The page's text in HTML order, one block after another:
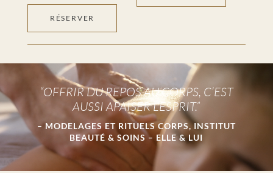
RÉSERVER
“OFFRIR DU REPOS AU CORPS, C’EST
AUSSI APAISER L’ESPRIT.”
– MODELAGES ET RITUELS CORPS, INSTITUT
BEAUTÉ & SOINS – ELLE & LUI